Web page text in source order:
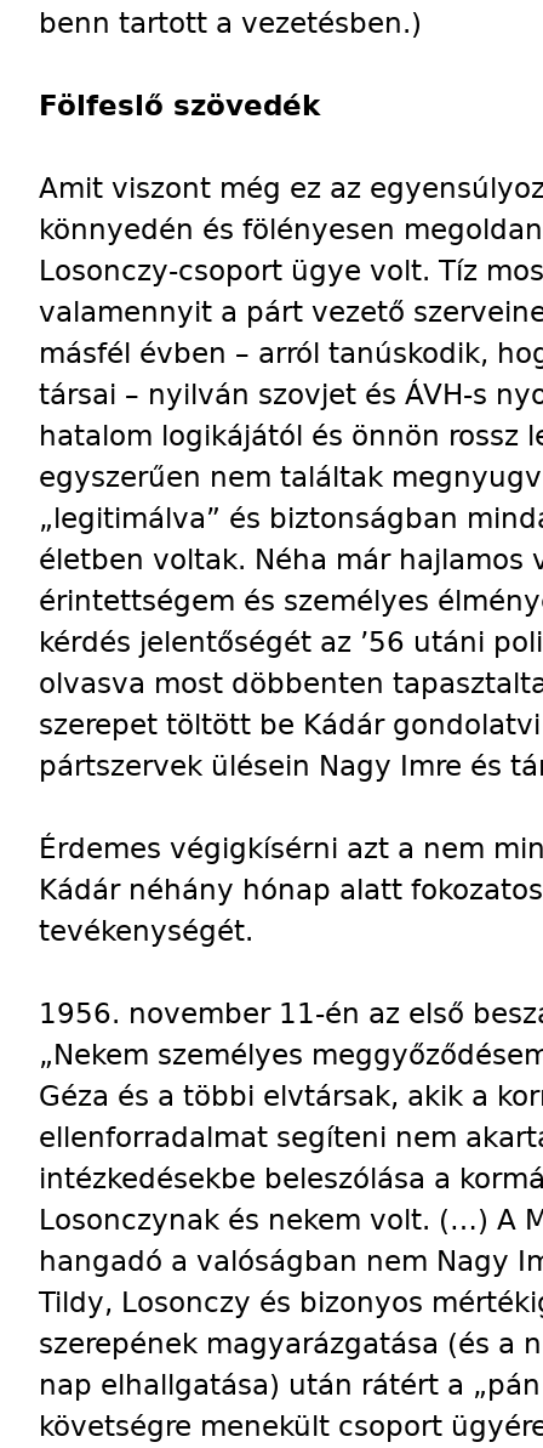
benn tartott a vezetésben.)
Fölfeslő szövedék
Amit viszont még ez az
könnyedén és fölényesen
Losonczy-csoport ügye volt. Tíz
valamennyit a párt vezető
másfél évben – arról tanúskodik,
társai – nyilván szovjet és ÁVH-s
hatalom logikájától és önnön rossz
egyszerűen nem találtak
„legitimálva” és biztonságban
életben voltak. Néha már hajlamos
érintettségem és személyes
kérdés jelentőségét az ’56 utáni
olvasva most döbbenten
szerepet töltött be Kádár
pártszervek ülésein Nagy Imre és
Érdemes végigkísérni azt a nem
Kádár néhány hónap alatt
tevékenységét.
1956. november 11-én az első
„Nekem személyes
Géza és a többi elvtársak, akik a
ellenforradalmat segíteni nem
intézkedésekbe beleszólása a
Losonczynak és nekem volt. (…) A
hangadó a valóságban nem Nagy
Tildy, Losonczy és bizonyos
szerepének magyarázgatása (és a
nap elhallgatása) után rátért a
követségre menekült csoport